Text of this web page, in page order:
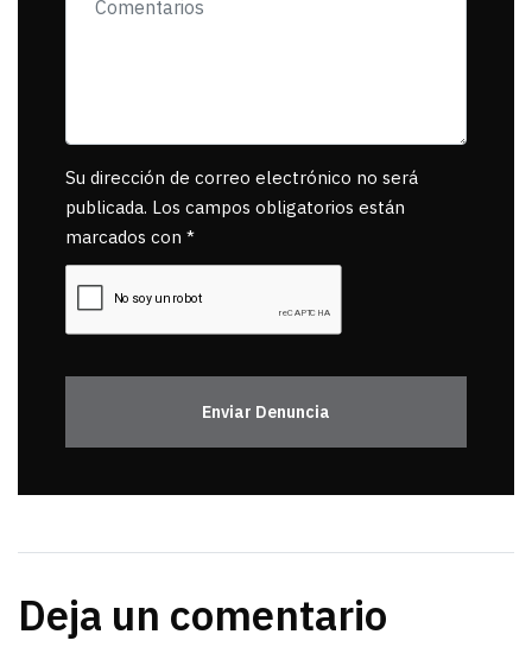
Su dirección de correo electrónico no será
publicada. Los campos obligatorios están
marcados con *
Enviar Denuncia
Deja un comentario